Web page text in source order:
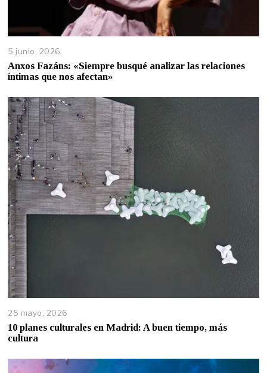
5 junio, 2026
Anxos Fazáns: «Siempre busqué analizar las relaciones
íntimas que nos afectan»
25 mayo, 2026
10 planes culturales en Madrid: A buen tiempo, más
cultura